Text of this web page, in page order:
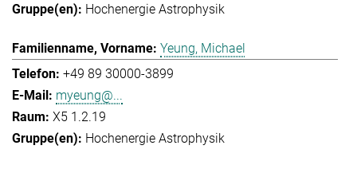
Hochenergie Astrophysik
Yeung, Michael
+49 89 30000-3899
myeung@...
X5 1.2.19
Hochenergie Astrophysik